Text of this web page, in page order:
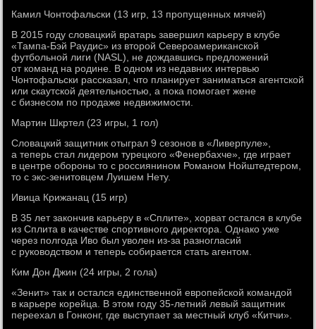
Камил Чонтофальски (13 игр, 13 пропущенных мячей)
В 2015 году словацкий вратарь завершил карьеру в клубе
«Тампа-Бэй Раудис» из второй Североамериканской
футбольной лиги (NASL), не дождавшись предложений
от команд на родине. В одном из недавних интервью
Чонтофальски рассказал, что планирует заниматься агентской
или скаутской деятельностью, а пока помогает жене
с бизнесом по продаже недвижимости.
Мартин Шкртел (23 игры, 1 гол)
Словацкий защитник отыграл 9 сезонов в «Ливерпуле»,
а теперь стал лидером турецкого «Фенербахче», где играет
в центре обороны то с россиянином Романом Нойштедтером,
то с экс-зенитовцем Луишем Нету.
Ивица Крижанац (15 игр)
В 35 лет закончив карьеру в «Сплите», хорват остался в клубе
из Сплита в качестве спортивного директора. Однако уже
через полгода Иво был уволен из-за разногласий
с руководством и теперь собирается стать агентом.
Ким Дон Джин (24 игры, 2 гола)
«Зенит» так и остался единственной европейской командой
в карьере корейца. В этом году 35-летний левый защитник
переехал в Гонконг, где выступает за местный клуб «Китчи».